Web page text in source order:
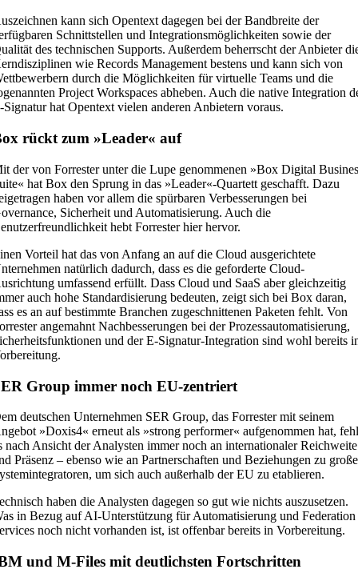
kann sich Opentext dagegen bei der Bandbreite der
Schnittstellen und Integrationsmöglichkeiten sowie der
des technischen Supports. Außerdem beherrscht der Anbieter
wie Records Management bestens und kann sich von
durch die Möglichkeiten für virtuelle Teams und die
Project Workspaces abheben. Auch die native Integration
Signatur hat Opentext vielen anderen Anbietern voraus.
rückt zum »Leader« auf
der von Forrester unter die Lupe genommenen »Box Digital
hat Box den Sprung in das »Leader«-Quartett geschafft. Dazu
haben vor allem die spürbaren Verbesserungen bei
Sicherheit und Automatisierung. Auch die
hebt Forrester hier hervor.
Vorteil hat das von Anfang an auf die Cloud ausgerichtete
natürlich dadurch, dass es die geforderte Cloud-
umfassend erfüllt. Dass Cloud und SaaS aber gleichzeitig
auch hohe Standardisierung bedeuten, zeigt sich bei Box daran,
es an auf bestimmte Branchen zugeschnittenen Paketen fehlt. Von
angemahnt Nachbesserungen bei der Prozessautomatisierung,
und der E-Signatur-Integration sind wohl bereits
Group immer noch EU-zentriert
deutschen Unternehmen SER Group, das Forrester mit seinem
»Doxis4« erneut als »strong performer« aufgenommen hat,
nach Ansicht der Analysten immer noch an internationaler Reichweite
Präsenz – ebenso wie an Partnerschaften und Beziehungen zu
um sich auch außerhalb der EU zu etablieren.
haben die Analysten dagegen so gut wie nichts auszusetzen.
in Bezug auf AI-Unterstützung für Automatisierung und Federation
noch nicht vorhanden ist, ist offenbar bereits in Vorbereitung.
und M-Files mit deutlichsten Fortschritten